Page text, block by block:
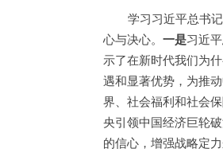
学习习近平总书
心与决心。 一是习近
示了在新时代我们为
遇和显著优势，为推
界、社会福利和社会
央引领中国经济巨轮
的信心，增强战略定